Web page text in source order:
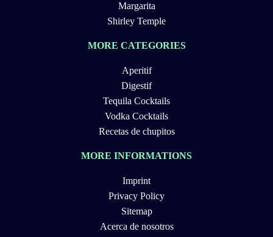
Margarita
Shirley Temple
MORE CATEGORIES
Aperitif
Digestif
Tequila Cocktails
Vodka Cocktails
Recetas de chupitos
MORE INFORMATIONS
Imprint
Privacy Policy
Sitemap
Acerca de nosotros